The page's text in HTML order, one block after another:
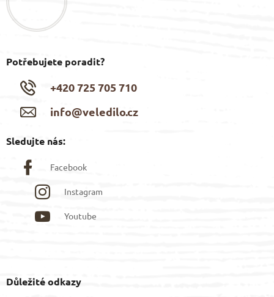
Potřebujete poradit?
+420 725 705 710
info@veledilo.cz
Sledujte nás:
Facebook
Instagram
Youtube
Důležité odkazy